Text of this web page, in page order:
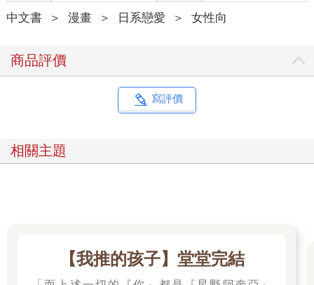
中文書 ＞ 漫畫 ＞ 日系戀愛 ＞ 女性向
商品評價
寫評價
相關主題
【我推的孩子】堂堂完結